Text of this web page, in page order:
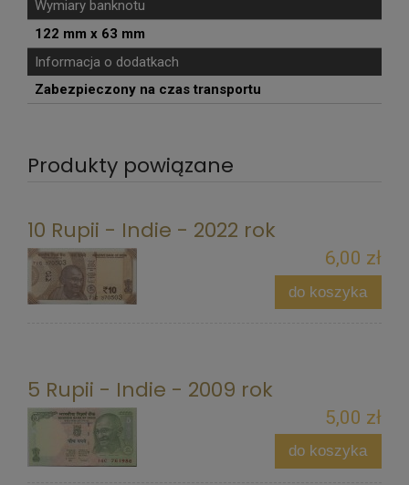
Wymiary banknotu
122 mm x 63 mm
Informacja o dodatkach
Zabezpieczony na czas transportu
Produkty powiązane
10 Rupii - Indie - 2022 rok
6,00 zł
do koszyka
5 Rupii - Indie - 2009 rok
5,00 zł
do koszyka